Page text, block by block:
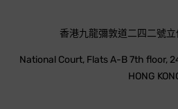
香港九龍彌敦道二四二號
National Court, Flats A-B 7th floor,
HONG